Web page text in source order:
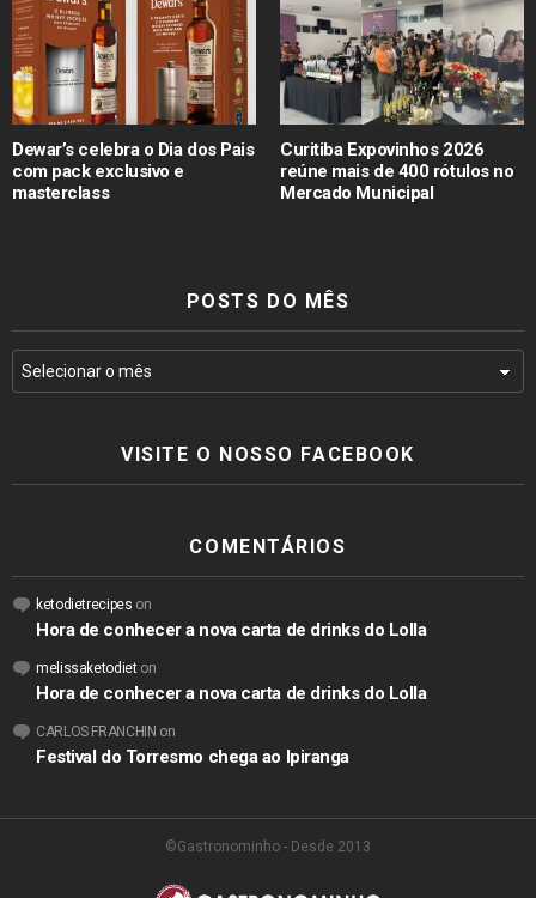
Dewar’s celebra o Dia dos Pais
com pack exclusivo e
masterclass
Curitiba Expovinhos 2026
reúne mais de 400 rótulos no
Mercado Municipal
POSTS DO MÊS
VISITE O NOSSO FACEBOOK
COMENTÁRIOS
ketodietrecipes on
Hora de conhecer a nova carta de drinks do Lolla
melissaketodieton
Hora de conhecer a nova carta de drinks do Lolla
CARLOS FRANCHIN on
Festival do Torresmo chega ao Ipiranga
©Gastronominho - Desde 2013